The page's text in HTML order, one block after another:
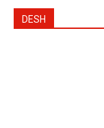
DESH